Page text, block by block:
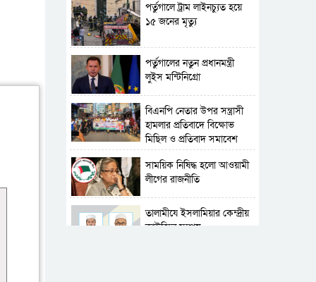
পর্তুগালে ট্রাম লাইনচ্যুত হয়ে
১৫ জনের মৃত্যু
পর্তুগালের নতুন প্রধানমন্ত্রী
লুইস মন্টিনিগ্রো
বিএনপি নেতার উপর সন্ত্রাসী
হামলার প্রতিবাদে বিক্ষোভ
মিছিল ও প্রতিবাদ সমাবেশ
সাময়িক নিষিদ্ধ হলো আওয়ামী
লীগের রাজনীতি
‎তালামীযে ইসলামিয়ার কেন্দ্রীয়
কাউন্সিল সম্পন্ন